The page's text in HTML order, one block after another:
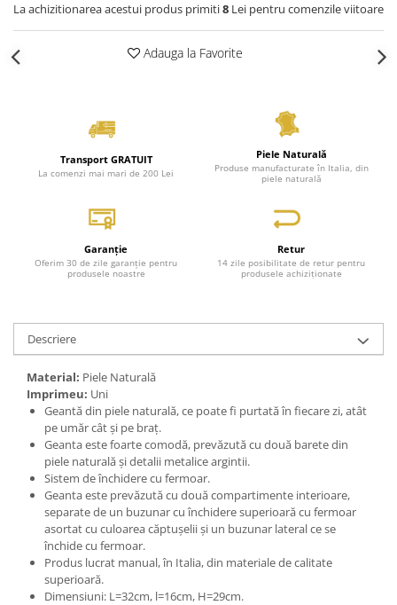
La achizitionarea acestui produs primiti8 Lei pentru comenzile viitoare
Adauga la Favorite
Transport GRATUIT
La comenzi mai mari de 200 Lei
Piele Naturală
Produse manufacturate în Italia, din
piele naturală
Garanție
Oferim 30 de zile garanție pentru
produsele noastre
Retur
14 zile posibilitate de retur pentru
produsele achiziționate
Descriere
Material: Piele Naturală
Imprimeu: Uni
Geantă din piele naturală, ce poate fi purtată în fiecare zi, atât
pe umăr cât și pe braț.
Geanta este foarte comodă, prevăzută cu două barete din
piele naturală și detalii metalice argintii.
Sistem de închidere cu fermoar.
Geanta este prevăzută cu două compartimente interioare,
separate de un buzunar cu închidere superioară cu fermoar
asortat cu culoarea căptușelii și un buzunar lateral ce se
închide cu fermoar.
Produs lucrat manual, în Italia, din materiale de calitate
superioară.
Dimensiuni: L=32cm, l=16cm, H=29cm.